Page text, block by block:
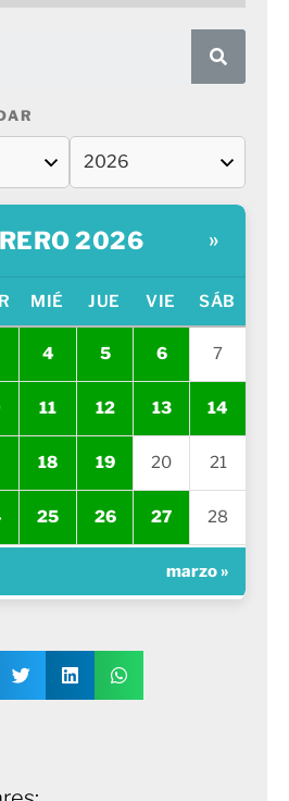
2026 »
MIÉ JUE VIE SÁB
4 5 6 7
11 12 13 14
18 19 20 21
25 26 27 28
marzo »